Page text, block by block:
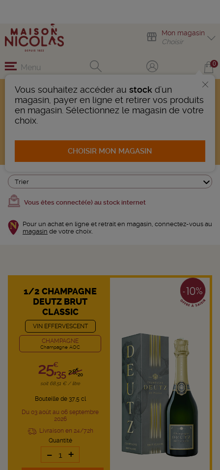
Mon magasin
Choisir
Vous souhaitez accéder au stock d'un
magasin, payer en ligne et retirer vos produits
en magasin. Sélectionnez le magasin de votre
choix.
CHOISIR MON MAGASIN
Menu 0
Champagnes
AFFINER LA RECHERCHE
Vous êtes connecté(e) au stock internet
Pour un achat en ligne et retrait en magasin, connectez-vous au
magasin de votre choix.
Trier
1/2 CHAMPAGNE
DEUTZ BRUT
CLASSIC
VIN EFFERVESCENT
CHAMPAGNE
Champagne AOC
28,€
20
25,€
35
soit 68,51 € / litre
Bouteille de 37,5 cl
Du 03 août au 06 septembre
2026
Livraison en 24/72h
Quantité
- +